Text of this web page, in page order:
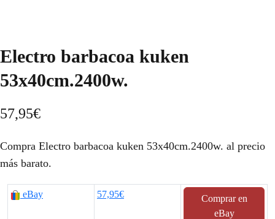
Electro barbacoa kuken
53x40cm.2400w.
57,95€
Compra Electro barbacoa kuken 53x40cm.2400w. al precio
más barato.
eBay 57,95€
Comprar en
eBay